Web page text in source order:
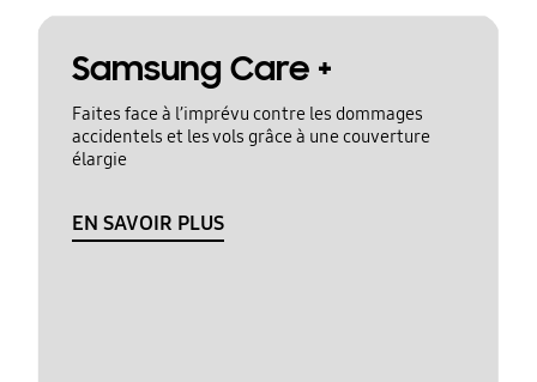
Samsung Care +
Faites face à l’imprévu contre les dommages
accidentels et les vols grâce à une couverture
élargie
EN SAVOIR PLUS